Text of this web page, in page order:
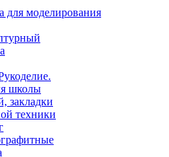
для моделирования
школы
закладки
техники